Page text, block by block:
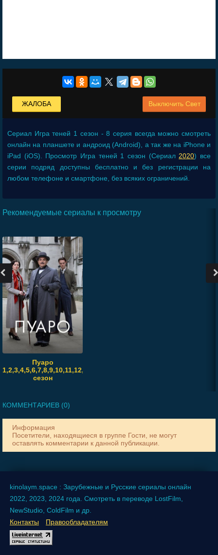
Выключить Свет
ЖАЛОБА
Сериал Игра теней 1 сезон - 8 серия всегда можно смотреть
онлайн на планшете и андроид (Android), а так же на iPhone и
iPad (iOS). Просмотр Игра теней 1 сезон (Сериал2020) все
серии подряд доступны бесплатно и без регистрации на
любом телефоне и смартфоне, без всяких ограничений.
Рекомендуемые сериалы к просмотру
Пуаро
1,2,3,4,5,6,7,8,9,10,11,12,13
сезон
КОММЕНТАРИЕВ (0)
Информация
Посетители, находящиеся в группе Гости, не могут
оставлять комментарии к данной публикации.
kinolaym.space : Зарубежные и Русские сериалы онлайн
2022, 2023, 2024 года. Смотреть в переводе LostFilm,
NewStudio, ColdFilm и др.
Контакты
Правообладателям